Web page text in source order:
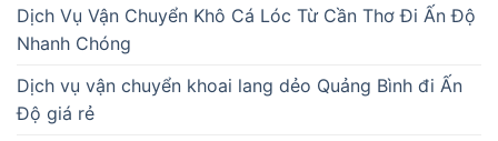
Dịch Vụ Vận Chuyển Khô Cá Lóc Từ Cần Thơ Đi Ấn Độ
Nhanh Chóng
Dịch vụ vận chuyển khoai lang dẻo Quảng Bình đi Ấn
Độ giá rẻ